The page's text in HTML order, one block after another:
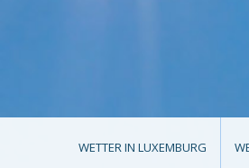
WETTER IN LUXEMBURG